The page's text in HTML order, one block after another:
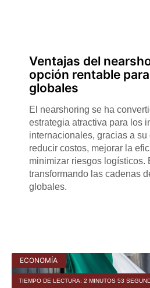
Ventajas del
opción rentable
globales
El nearshoring se ha
estrategia atractiva para los
internacionales, gracias a su
reducir costos, mejorar la
minimizar riesgos logísticos.
transformando las cadenas
globales.
ECONOMÍA
TIEMPO DE LECTURA: 2 MINUTOS 53